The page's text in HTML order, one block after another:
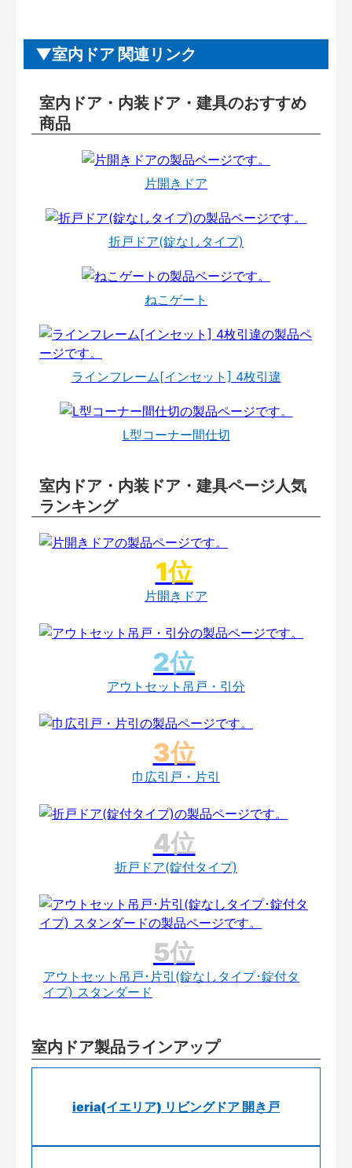
室内ドア 関連リンク
室内ドア・内装ドア・建具のおすすめ
商品
片開きドア
折戸ドア(錠なしタイプ)
ねこゲート
ラインフレーム[インセット] 4枚引違
L型コーナー間仕切
室内ドア・内装ドア・建具ページ人気
ランキング
片開きドア
アウトセット吊戸・引分
巾広引戸・片引
折戸ドア(錠付タイプ)
アウトセット吊戸･片引(錠なしタイプ･錠付タ
イプ) スタンダード
室内ドア製品ラインアップ
ieria(イエリア) リビングドア 開き戸